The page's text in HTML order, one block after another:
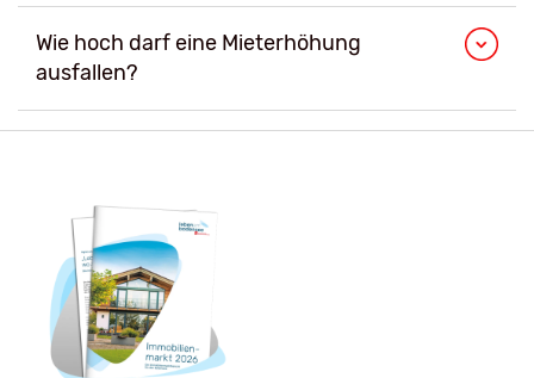
Wie hoch darf eine Mieterhöhung
ausfallen?